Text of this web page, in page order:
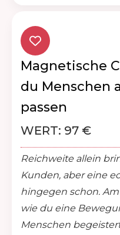
Magnetische
du Menschen
passen
WERT: 97 €
Reichweite allein
Kunden, aber eine
hingegen schon.
wie du eine
Menschen